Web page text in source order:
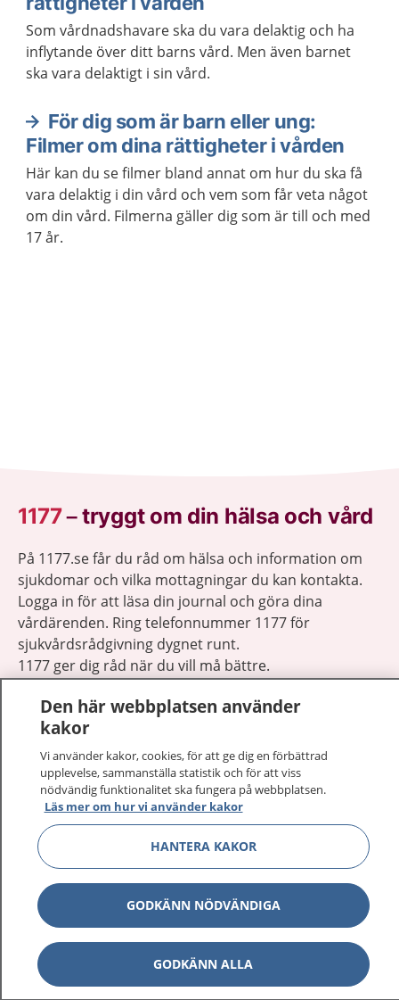
Som vårdnadshavare ska du vara delaktig och ha
inflytande över ditt barns vård. Men även barnet
ska vara delaktigt i sin vård.
För dig som är barn eller ung:
Filmer om dina rättigheter i vården
Här kan du se filmer bland annat om hur du ska få
vara delaktig i din vård och vem som får veta något
om din vård. Filmerna gäller dig som är till och med
17 år.
1177–tryggt om din hälsa och vård
På 1177.se får du råd om hälsa och information om
sjukdomar och vilka mottagningar du kan kontakta.
Logga in för att läsa din journal och göra dina
vårdärenden. Ring telefonnummer 1177 för
sjukvårdsrådgivning dygnet runt.
1177 ger dig råd när du vill må bättre.
1177 på flera språk
Om 1177 Visa
Kontakt Visa
Behandling av personuppgifter
Den här webbplatsen använder
kakor
Vi använder kakor, cookies, för att ge dig en förbättrad
upplevelse, sammanställa statistik och för att viss
nödvändig funktionalitet ska fungera på webbplatsen.
Läs mer om hur vi använder kakor
HANTERA KAKOR
GODKÄNN NÖDVÄNDIGA
GODKÄNN ALLA